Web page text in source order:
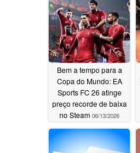
dinheiro para um
console portátil
06/17/2026
Bem a tempo para a
Copa do Mundo: EA
Sports FC 26 atinge
preço recorde de baixa
no Steam 06/13/2026